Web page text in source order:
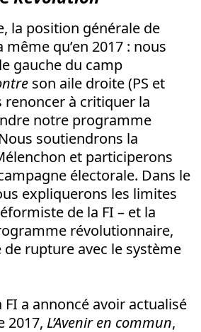
la position générale de
même qu’en 2017 : nous
gauche du camp
son aile droite (PS et
renoncer à critiquer la
notre programme
soutiendrons la
et participerons
électorale. Dans le
expliquerons les limites
de la FI – et la
révolutionnaire,
de rupture avec le système
FI a annoncé avoir actualisé
2017, L’Avenir en commun,